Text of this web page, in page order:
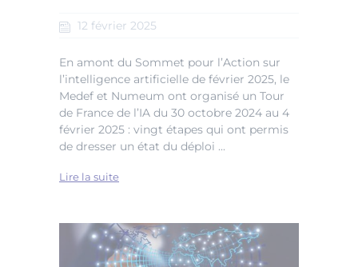
12 février 2025
En amont du Sommet pour l’Action sur
l’intelligence artificielle de février 2025, le
Medef et Numeum ont organisé un Tour
de France de l’IA du 30 octobre 2024 au 4
février 2025 : vingt étapes qui ont permis
de dresser un état du déploi ...
Lire la suite